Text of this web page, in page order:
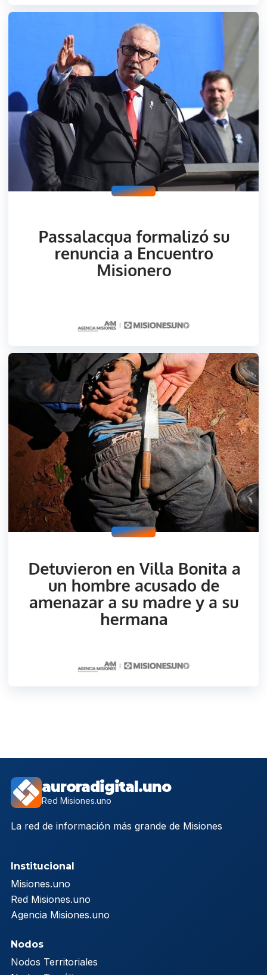
auroradigital.uno
Red Misiones.uno
La red de información más grande de Misiones
Institucional
Misiones.uno
Red Misiones.uno
Agencia Misiones.uno
Nodos
Nodos Territoriales